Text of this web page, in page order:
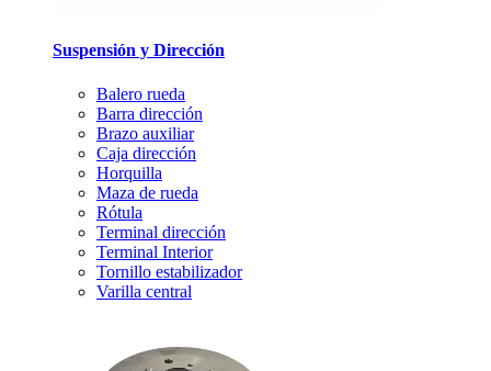
Suspensión y Dirección
Balero rueda
Barra dirección
Brazo auxiliar
Caja dirección
Horquilla
Maza de rueda
Rótula
Terminal dirección
Terminal Interior
Tornillo estabilizador
Varilla central